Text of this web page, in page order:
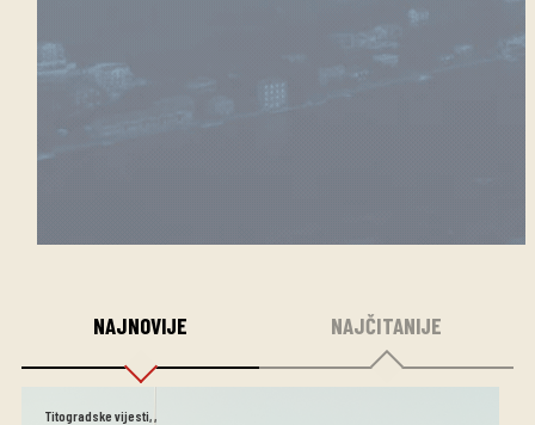
NAJNOVIJE NAJČITANIJE
Titogradske vijesti,,